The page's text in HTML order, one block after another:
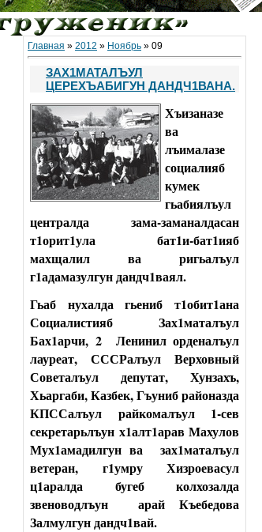
Главная » 2012 » Ноябрь » 09
ЗАХ1МАТАЛЪУЛ
ЦЕРЕХЪАБИГУН ДАНДЧ1ВАНА.
Хъизаназе
ва
лъималазе
социалияб
кумек
гьабиялъул
централда зама-заманалдасан
т1орит1ула бат1и-бат1ияб
махщалил ва ригьалъул
г1адамазулгун дандч1ваял.
Гьаб нухалда гьениб т1обит1ана
Социалистияб Зах1маталъул
Бах1арчи, 2
Ленинил орденалъул
лауреат, СССРалъул Верховный
Советалъул депутат, Хунзахъ,
Хьаргаби, Казбек, Гъуниб районазда
КПССалъул райкомалъул 1-сев
секретарьлъун х1алт1арав Махулов
Мух1амадилгун ва
зах1маталъул
ветеран, г1умру Хизроевасул
ц1аралда бугеб колхозалда
звеноводлъун
арай Къебедова
Залмулгун дандч1вай.